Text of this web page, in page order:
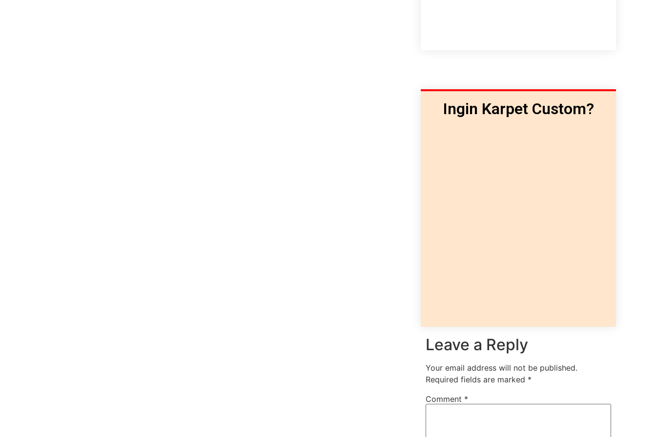
Ingin Karpet Custom?
Leave a Reply
Your email address will not be published.
Required fields are marked *
Comment *